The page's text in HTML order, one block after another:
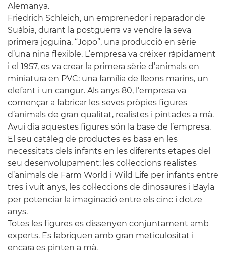
Alemanya.
Friedrich Schleich, un emprenedor i reparador de
Suàbia, durant la postguerra va vendre la seva
primera joguina, “Jopo”, una producció en sèrie
d’una nina flexible. L’empresa va créixer ràpidament
i el 1957, es va crear la primera sèrie d’animals en
miniatura en PVC: una família de lleons marins, un
elefant i un cangur. Als anys 80, l’empresa va
començar a fabricar les seves pròpies figures
d’animals de gran qualitat, realistes i pintades a mà.
Avui dia aquestes figures són la base de l’empresa.
El seu catàleg de productes es basa en les
necessitats dels infants en les diferents etapes del
seu desenvolupament: les col·leccions realistes
d’animals de Farm World i Wild Life per infants entre
tres i vuit anys, les col·leccions de dinosaures i Bayla
per potenciar la imaginació entre els cinc i dotze
anys.
Totes les figures es dissenyen conjuntament amb
experts. Es fabriquen amb gran meticulositat i
encara es pinten a mà.